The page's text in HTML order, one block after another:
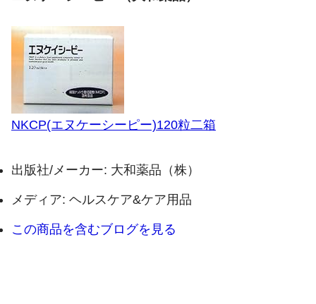
NKCP(エヌケーシーピー)120粒二箱
出版社/メーカー: 大和薬品（株）
メディア: ヘルスケア&ケア用品
この商品を含むブログを見る